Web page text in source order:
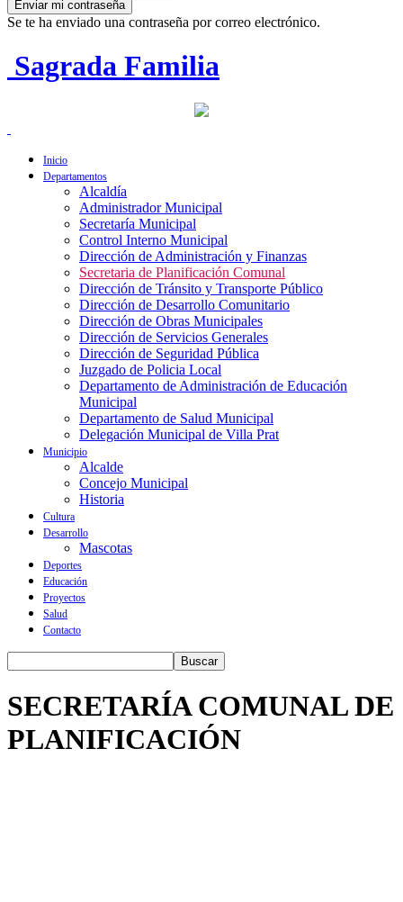
Se te ha enviado una contraseña por correo electrónico.
Sagrada Familia
Inicio
Departamentos
Alcaldía
Administrador Municipal
Secretaría Municipal
Control Interno Municipal
Dirección de Administración y Finanzas
Secretaria de Planificación Comunal
Dirección de Tránsito y Transporte Público
Dirección de Desarrollo Comunitario
Dirección de Obras Municipales
Dirección de Servicios Generales
Dirección de Seguridad Pública
Juzgado de Policia Local
Departamento de Administración de Educación
Municipal
Departamento de Salud Municipal
Delegación Municipal de Villa Prat
Municipio
Alcalde
Concejo Municipal
Historia
Cultura
Desarrollo
Mascotas
Deportes
Educación
Proyectos
Salud
Contacto
SECRETARÍA COMUNAL DE
PLANIFICACIÓN